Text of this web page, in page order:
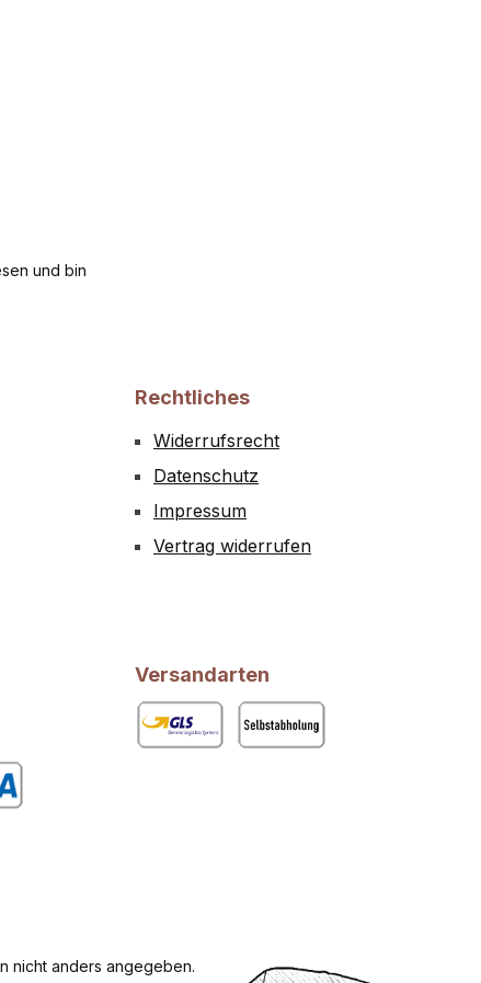
und bin
Rechtliches
Widerrufsrecht
Datenschutz
Impressum
Vertrag widerrufen
Bild 1
Versandarten
nicht anders angegeben.